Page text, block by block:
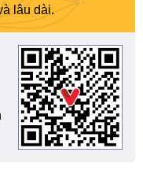
lâu dài.